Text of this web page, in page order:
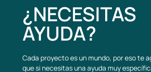
¿NECESITAS
AYUDA?
Cada proyecto es un mundo, por eso te
que si necesitas una ayuda muy